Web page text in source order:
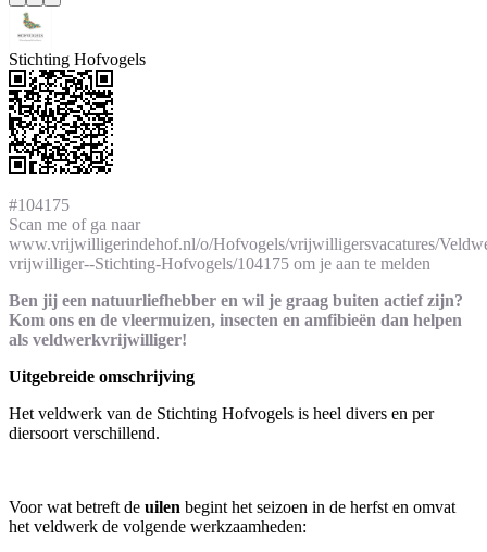
Stichting Hofvogels
#104175
Scan me of ga naar
www.vrijwilligerindehof.nl/o/Hofvogels/vrijwilligersvacatures/
vrijwilliger--Stichting-Hofvogels/104175 om je aan te melden
Ben jij een natuurliefhebber en wil je graag buiten actief zijn?
Kom ons en de vleermuizen, insecten en amfibieën dan helpen
als veldwerkvrijwilliger!
Uitgebreide omschrijving
Het veldwerk van de Stichting Hofvogels is heel divers en per
diersoort verschillend.
Voor wat betreft de uilen begint het seizoen in de herfst en omvat
het veldwerk de volgende werkzaamheden: